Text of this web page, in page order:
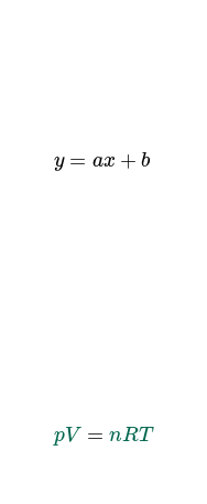
y = ax + b
y x+b
pV = nRT
pV= RT